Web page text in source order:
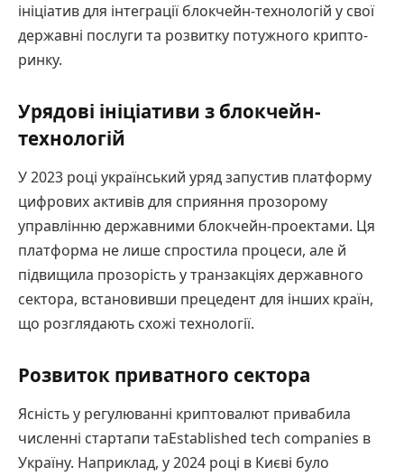
ініціатив для інтеграції блокчейн-технологій у свої
державні послуги та розвитку потужного крипто-
ринку.
Урядові ініціативи з блокчейн-
технологій
У 2023 році український уряд запустив платформу
цифрових активів для сприяння прозорому
управлінню державними блокчейн-проектами. Ця
платформа не лише спростила процеси, але й
підвищила прозорість у транзакціях державного
сектора, встановивши прецедент для інших країн,
що розглядають схожі технології.
Розвиток приватного сектора
Ясність у регулюванні криптовалют привабила
численні стартапи таEstablished tech companies в
Україну. Наприклад, у 2024 році в Києві було